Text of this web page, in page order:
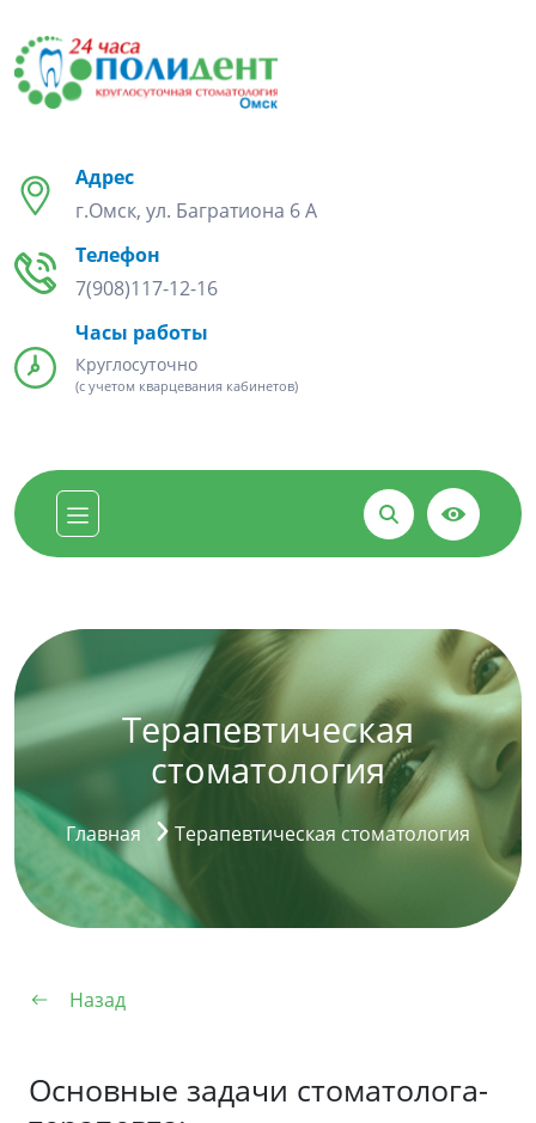
Адрес
г.Омск, ул. Багратиона 6 А
Телефон
7(908)117-12-16
Часы работы
Круглосуточно
(с учетом кварцевания кабинетов)
Терапевтическая
стоматология
Главная Терапевтическая стоматология
Назад
Основные задачи стоматолога-